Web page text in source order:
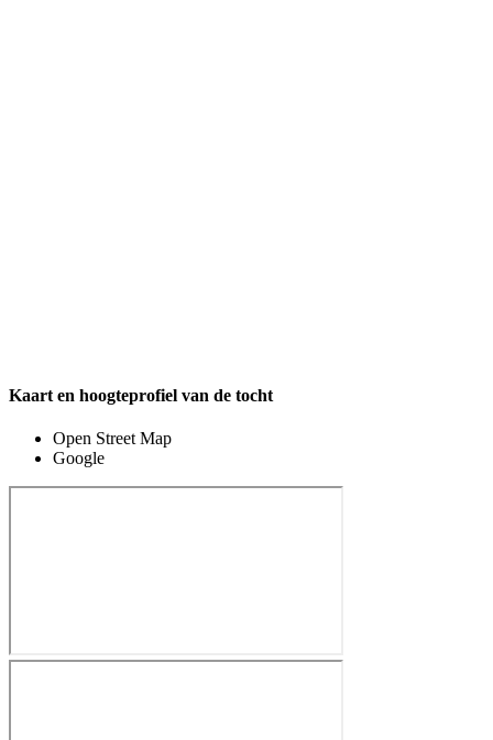
Kaart en hoogteprofiel van de tocht
Open Street Map
Google